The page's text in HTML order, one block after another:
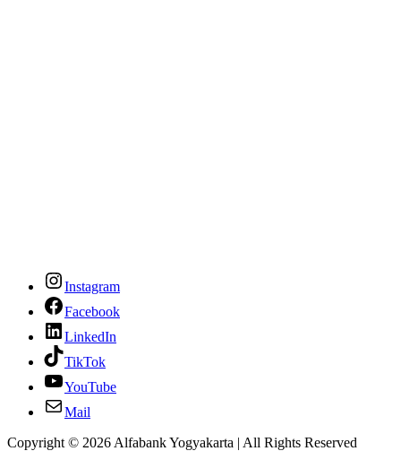
Instagram
Facebook
LinkedIn
TikTok
YouTube
Mail
Copyright © 2026 Alfabank Yogyakarta | All Rights Reserved